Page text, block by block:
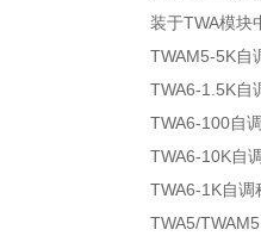
装于TWA模块
TWAM5-5K自
TWA6-1.5K自
TWA6-100自
TWA6-10K自
TWA6-1K自
TWA5/